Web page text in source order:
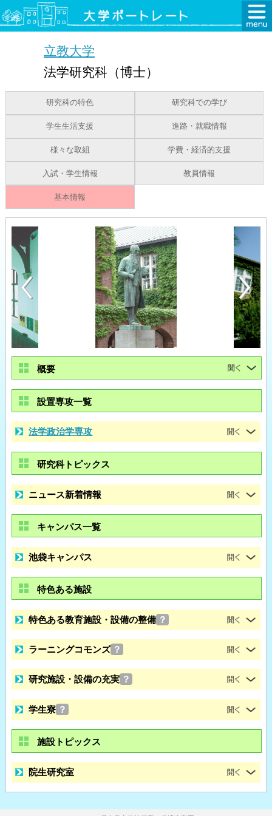
立教大学
法学研究科（博士）
研究科の特色 研究科での学び
学生生活支援 進路・就職情報
様々な取組 学費・経済的支援
入試・学生情報 教員情報
基本情報
概要
設置専攻一覧
法学政治学専攻
研究科トピックス
ニュース新着情報
キャンパス一覧
池袋キャンパス
特色ある施設
特色ある教育施設・設備の整備 ？
ラーニングコモンズ ？
研究施設・設備の充実 ？
学生寮 ？
施設トピックス
院生研究室